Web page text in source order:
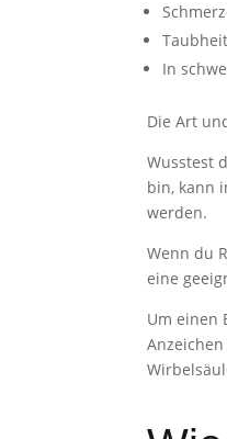
In
Die Art
Wusstest
bin, kann
werden.
Wenn du
eine
Um einen